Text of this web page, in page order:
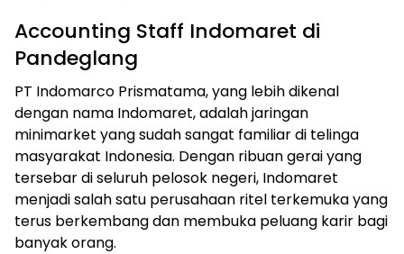
Accounting Staff Indomaret di
Pandeglang
PT Indomarco Prismatama, yang lebih dikenal
dengan nama Indomaret, adalah jaringan
minimarket yang sudah sangat familiar di telinga
masyarakat Indonesia. Dengan ribuan gerai yang
tersebar di seluruh pelosok negeri, Indomaret
menjadi salah satu perusahaan ritel terkemuka yang
terus berkembang dan membuka peluang karir bagi
banyak orang.